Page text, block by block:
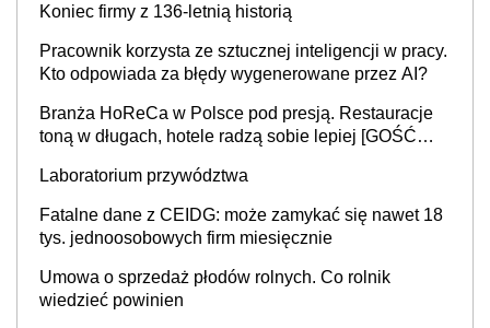
Koniec firmy z 136-letnią historią
Pracownik korzysta ze sztucznej inteligencji w pracy.
Kto odpowiada za błędy wygenerowane przez AI?
Branża HoReCa w Polsce pod presją. Restauracje
toną w długach, hotele radzą sobie lepiej [GOŚĆ
Laboratorium przywództwa
Fatalne dane z CEIDG: może zamykać się nawet 18
tys. jednoosobowych firm miesięcznie
Umowa o sprzedaż płodów rolnych. Co rolnik
wiedzieć powinien